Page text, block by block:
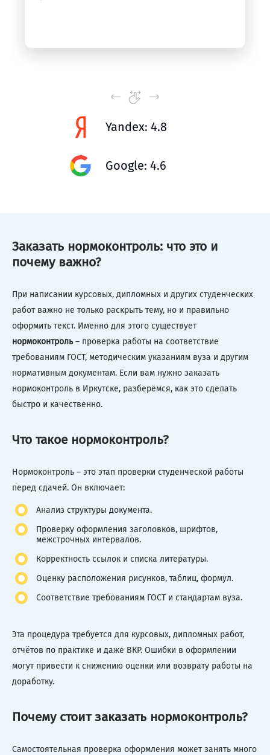
Yandex: 4.8
Google: 4.6
Заказать нормоконтроль: что это и
почему важно?
При написании курсовых, дипломных и других студенческих
работ важно не только раскрыть тему, но и правильно
оформить текст. Именно для этого существует
нормоконтроль– проверка работы на соответствие
требованиям ГОСТ, методическим указаниям вуза и другим
нормативным документам. Если вам нужно заказать
нормоконтроль в Иркутске, разберёмся, как это сделать
быстро и качественно.
Что такое нормоконтроль?
Нормоконтроль – это этап проверки студенческой работы
перед сдачей. Он включает:
Анализ структуры документа.
Проверку оформления заголовков, шрифтов,
межстрочных интервалов.
Корректность ссылок и списка литературы.
Оценку расположения рисунков, таблиц, формул.
Соответствие требованиям ГОСТ и стандартам вуза.
Эта процедура требуется для курсовых, дипломных работ,
отчётов по практике и даже ВКР. Ошибки в оформлении
могут привести к снижению оценки или возврату работы на
доработку.
Почему стоит заказать нормоконтроль?
Самостоятельная проверка оформления может занять много